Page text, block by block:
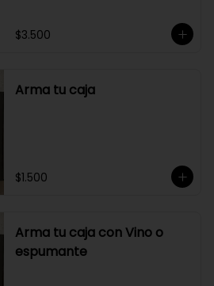
$3.500
Arma tu caja
$1.500
Arma tu caja con Vino o
espumante